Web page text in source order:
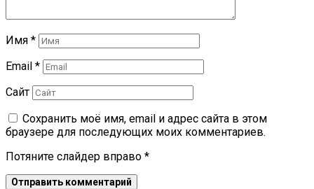
Имя *
Email *
Сайт
Сохранить моё имя, email и адрес сайта в этом
браузере для последующих моих комментариев.
Потяните слайдер вправо *